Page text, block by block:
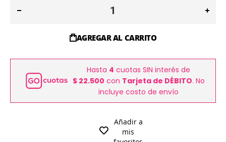
AGREGAR AL CARRITO
Hasta 4 cuotas SIN interés de
$ 22.500 con Tarjeta de DÉBITO. No
incluye costo de envío
Añadir a
mis